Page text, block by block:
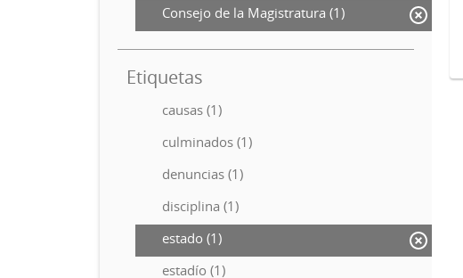
Consejo de la Magistratura (1)
Etiquetas
causas (1)
culminados (1)
denuncias (1)
disciplina (1)
estado (1)
estadío (1)